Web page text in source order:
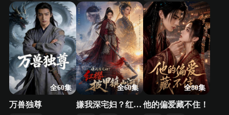
逆袭
乡村
求生
全60集
万兽独尊
全60集
嫌我深宅妇？红缨披甲镇山河！
全80集
他的偏爱藏不住！